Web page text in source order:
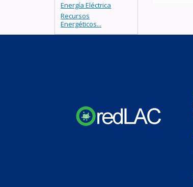
Energía Eléctrica
Recursos
Energéticos...